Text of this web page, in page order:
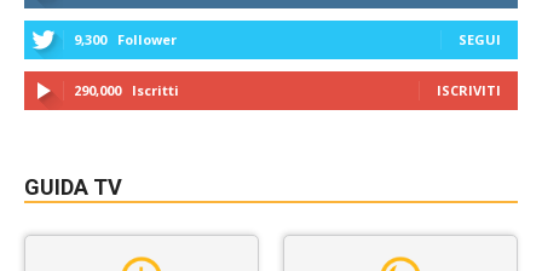
9,300 Follower SEGUI
290,000 Iscritti ISCRIVITI
GUIDA TV